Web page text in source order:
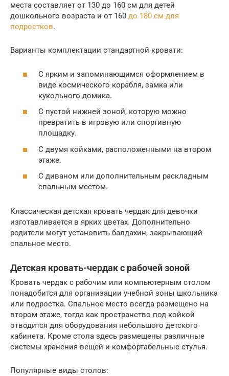
места составляет от 130 до 160 см для детей
дошкольного возраста и от 160 до 180 см для
подростков.
Варианты комплектации стандартной кровати:
С ярким и запоминающимся оформлением в
виде космического корабля, замка или
кукольного домика.
С пустой нижней зоной, которую можно
превратить в игровую или спортивную
площадку.
С двумя койками, расположенными на втором
этаже.
С диваном или дополнительным раскладным
спальным местом.
Классическая детская кровать чердак для девочки
изготавливается в ярких цветах. Дополнительно
родители могут установить балдахин, закрывающий
спальное место.
Детская кровать-чердак с рабочей зоной
Кровать чердак с рабочим или компьютерным столом
понадобится для организации учебной зоны школьника
или подростка. Спальное место всегда размещено на
втором этаже, тогда как пространство под койкой
отводится для оборудования небольшого детского
кабинета. Кроме стола здесь размещены различные
системы хранения вещей и комфортабельные стулья.
Популярные виды столов: